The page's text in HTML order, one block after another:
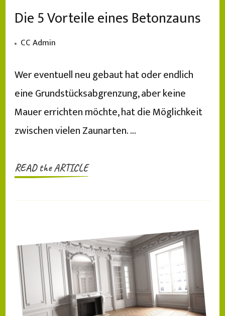
Die 5 Vorteile eines Betonzauns
CC Admin
Wer eventuell neu gebaut hat oder endlich
eine Grundstücksabgrenzung, aber keine
Mauer errichten möchte, hat die Möglichkeit
zwischen vielen Zaunarten. …
READ the ARTICLE